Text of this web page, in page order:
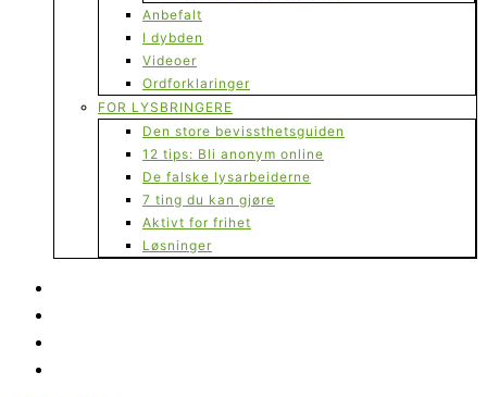
Anbefalt
I dybden
Videoer
Ordforklaringer
FOR LYSBRINGERE
Den store bevissthetsguiden
12 tips: Bli anonym online
De falske lysarbeiderne
7 ting du kan gjøre
Aktivt for frihet
Løsninger